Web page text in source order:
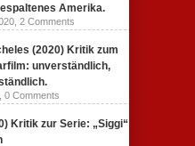
Amerika.
2 Comments
(2020) Kritik zum
unverständlich,
0 Comments
Kritik zur Serie: „Siggi“